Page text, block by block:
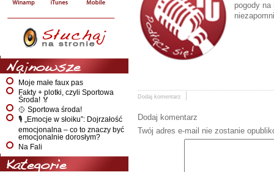
Najnowsze
Moje małe faux pas
Fakty + plotki, czyli Sportowa
Środa! 🏅
🥎 Sportowa środa!
🎙️ „Emocje w słoiku”: Dojrzałość
emocjonalna – co to znaczy być
emocjonalnie dorosłym?
Na Fali
Kategorie
pogody
Dodaj komentarz
Dodaj komentarz
Twój adres e-mail nie zostanie